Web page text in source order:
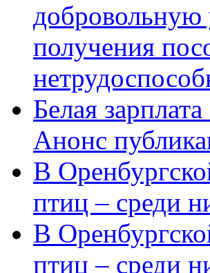
добровольную
получения
Белая
Анонс
В
птиц – среди
В
птиц – среди